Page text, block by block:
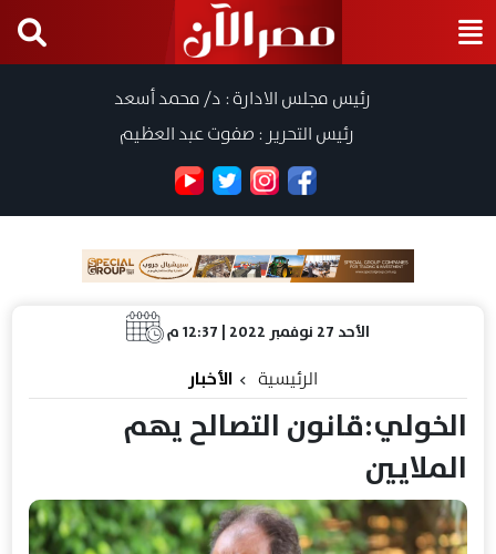
رئيس مجلس الادارة : د/ محمد أسعد
رئيس التحرير : صفوت عبد العظيم
الأحد 27 نوفمبر 2022 | 12:37 م
الرئيسية الأخبار
الخولي:قانون التصالح يهم
الملايين